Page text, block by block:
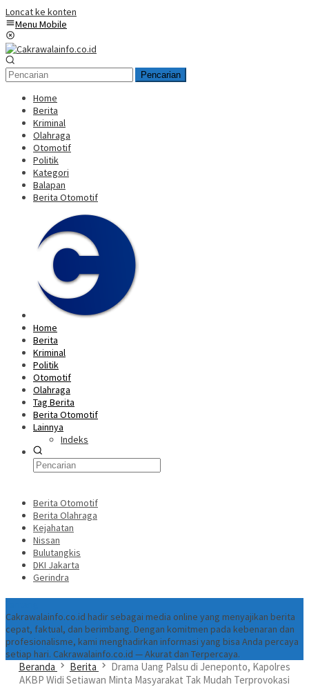
Loncat ke konten
Menu Mobile
Pencarian
Home
Berita
Kriminal
Olahraga
Otomotif
Politik
Kategori
Balapan
Berita Otomotif
Home
Berita
Kriminal
Politik
Otomotif
Olahraga
Tag Berita
Berita Otomotif
Lainnya
Indeks
Berita Otomotif
Berita Olahraga
Kejahatan
Nissan
Bulutangkis
DKI Jakarta
Gerindra
Cakrawalainfo.co.id hadir sebagai media online yang menyajikan berita
cepat, faktual, dan berimbang. Dengan komitmen pada kebenaran dan
profesionalisme, kami menghadirkan informasi yang bisa Anda percaya
setiap hari. Cakrawalainfo.co.id — Akurat dan Terpercaya.
Beranda Berita
Drama Uang Palsu di Jeneponto, Kapolres
AKBP Widi Setiawan Minta Masyarakat Tak Mudah Terprovokasi